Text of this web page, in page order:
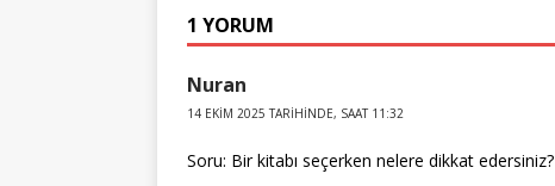
r st o
k
n p
1 YORUM
Nuran
14 EKIM 2025 TARIHINDE, SAAT 11:32
Soru: Bir kitabı seçerken nelere dikkat edersiniz?